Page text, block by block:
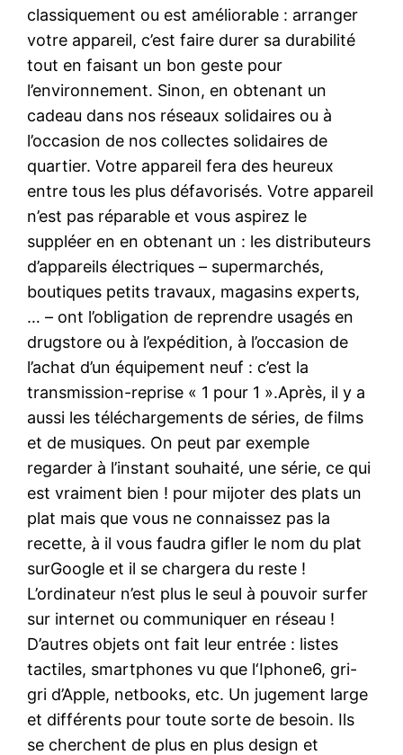
classiquement ou est améliorable : arranger
votre appareil, c’est faire durer sa durabilité
tout en faisant un bon geste pour
l’environnement. Sinon, en obtenant un
cadeau dans nos réseaux solidaires ou à
l’occasion de nos collectes solidaires de
quartier. Votre appareil fera des heureux
entre tous les plus défavorisés. Votre appareil
n’est pas réparable et vous aspirez le
suppléer en en obtenant un : les distributeurs
d’appareils électriques – supermarchés,
boutiques petits travaux, magasins experts,
… – ont l’obligation de reprendre usagés en
drugstore ou à l’expédition, à l’occasion de
l’achat d’un équipement neuf : c’est la
transmission-reprise « 1 pour 1 ».Après, il y a
aussi les téléchargements de séries, de films
et de musiques. On peut par exemple
regarder à l’instant souhaité, une série, ce qui
est vraiment bien ! pour mijoter des plats un
plat mais que vous ne connaissez pas la
recette, à il vous faudra gifler le nom du plat
surGoogle et il se chargera du reste !
L’ordinateur n’est plus le seul à pouvoir surfer
sur internet ou communiquer en réseau !
D’autres objets ont fait leur entrée : listes
tactiles, smartphones vu que l‘Iphone6, gri-
gri d’Apple, netbooks, etc. Un jugement large
et différents pour toute sorte de besoin. Ils
se cherchent de plus en plus design et